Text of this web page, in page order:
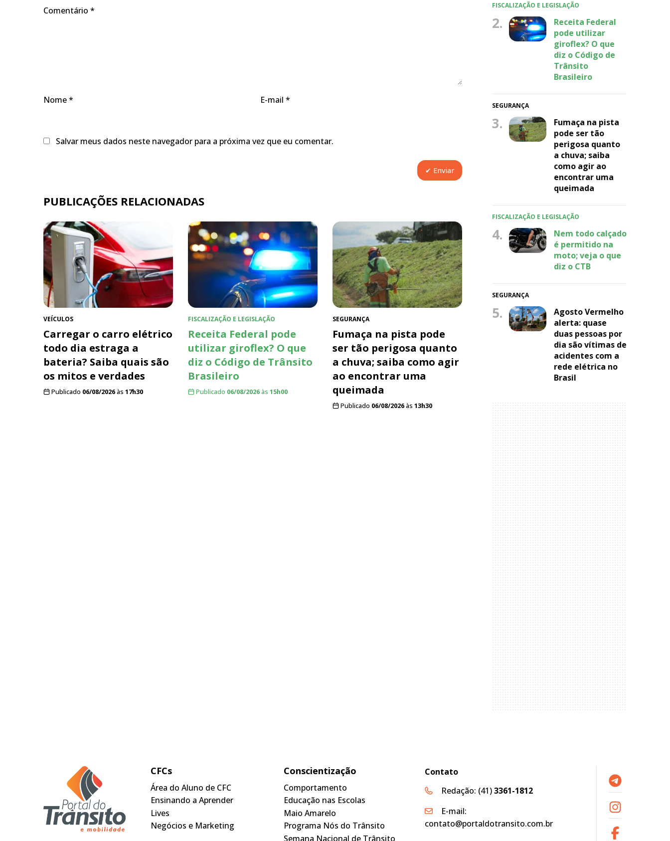
Comentário *
Nome* E-mail *
Salvar meus dados neste navegador para a próxima vez que eu comentar.
PUBLICAÇÕES RELACIONADAS
VEÍCULOS
Carregar o carro elétrico
todo dia estraga a
bateria? Saiba quais são
os mitos e verdades
Publicado 06/08/2026às 17h30
FISCALIZAÇÃO E LEGISLAÇÃO
Receita Federal pode
utilizar giroflex? O que
diz o Código de Trânsito
Brasileiro
Publicado 06/08/2026às 15h00
SEGURANÇA
Fumaça na pista pode
ser tão perigosa quanto
a chuva; saiba como agir
ao encontrar uma
queimada
Publicado 06/08/2026às 13h30
FISCALIZAÇÃO E LEGISLAÇÃO
2.
Receita Federal
pode utilizar
giroflex? O que
diz o Código de
Trânsito
Brasileiro
SEGURANÇA
3.
Fumaça na pista
pode ser tão
perigosa quanto
a chuva; saiba
como agir ao
encontrar uma
queimada
FISCALIZAÇÃO E LEGISLAÇÃO
4.
Nem todo calçado
é permitido na
moto; veja o que
diz o CTB
SEGURANÇA
5.
Agosto Vermelho
alerta: quase
duas pessoas por
dia são vítimas de
acidentes com a
rede elétrica no
Brasil
CFCs
Área do Aluno de CFC
Ensinando a Aprender
Lives
Negócios e Marketing
Conscientização
Comportamento
Educação nas Escolas
Maio Amarelo
Programa Nós do Trânsito
Semana Nacional de Trânsito
Contato
Redação: (41)3361-1812
E-mail:
contato@portaldotransito.com.br